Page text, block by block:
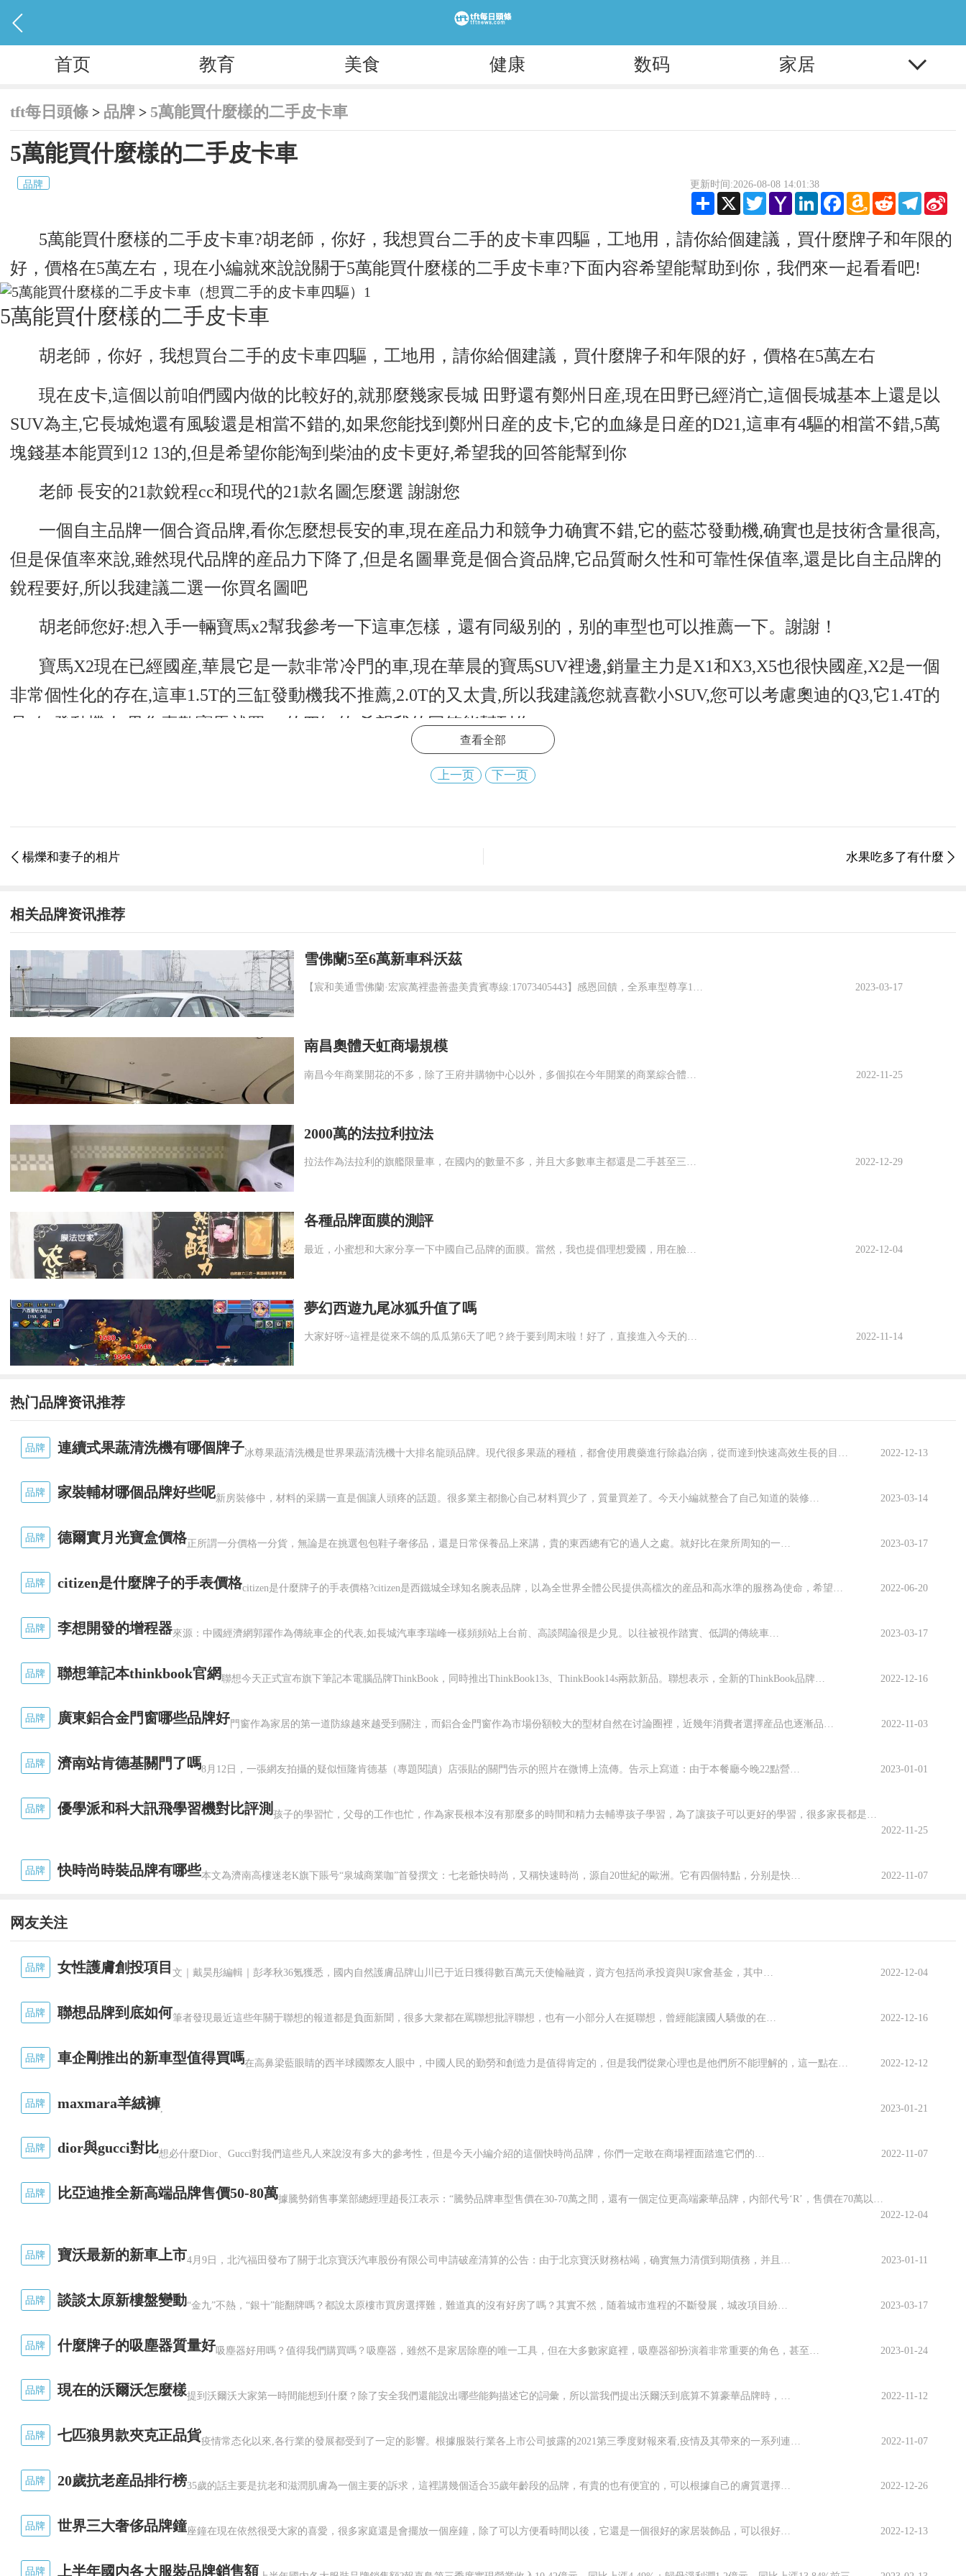

首页 教育 美食 健康 数码 家居
tft每日頭條 > 品牌 > 5萬能買什麼樣的二手皮卡車
5萬能買什麼樣的二手皮卡車
品牌
更新时间:2026-08-08 14:01:38
Share
X Twitter
Yahoo
Mail
LinkedInFacebookAmazon
Wish
List
Reddit Telegram
5萬能買什麼樣的二手皮卡車?胡老師，你好，我想買台二手的皮卡車四驅，工地用，請你給個建議，買什麼牌子和年限的
好，價格在5萬左右，現在小編就來說說關于5萬能買什麼樣的二手皮卡車?下面内容希望能幫助到你，我們來一起看看吧!
5萬能買什麼樣的二手皮卡車
胡老師，你好，我想買台二手的皮卡車四驅，工地用，請你給個建議，買什麼牌子和年限的好，價格在5萬左右
現在皮卡,這個以前咱們國内做的比較好的,就那麼幾家長城 田野還有鄭州日産,現在田野已經消亡,這個長城基本上還是以
SUV為主,它長城炮還有風駿還是相當不錯的,如果您能找到鄭州日産的皮卡,它的血緣是日産的D21,這車有4驅的相當不錯,5萬
塊錢基本能買到12 13的,但是希望你能淘到柴油的皮卡更好,希望我的回答能幫到你
老師 長安的21款銳程cc和現代的21款名圖怎麼選 謝謝您
一個自主品牌一個合資品牌,看你怎麼想長安的車,現在産品力和競争力确實不錯,它的藍芯發動機,确實也是技術含量很高,
但是保值率來說,雖然現代品牌的産品力下降了,但是名圖畢竟是個合資品牌,它品質耐久性和可靠性保值率,還是比自主品牌的
銳程要好,所以我建議二選一你買名圖吧
胡老師您好:想入手一輛寶馬x2幫我參考一下這車怎樣，還有同級别的，别的車型也可以推薦一下。謝謝！
寶馬X2現在已經國産,華晨它是一款非常冷門的車,現在華晨的寶馬SUV裡邊,銷量主力是X1和X3,X5也很快國産,X2是一個
非常個性化的存在,這車1.5T的三缸發動機我不推薦,2.0T的又太貴,所以我建議您就喜歡小SUV,您可以考慮奧迪的Q3,它1.4T的
是4缸發動機,如果您喜歡寶馬就買X1的四缸的,希望我的回答能幫到你
，我们将持续为您更新最新资讯!
查看全部
上一页 下一页
楊爍和妻子的相片 
水果吃多了有什麼
相关品牌资讯推荐
雪佛蘭5至6萬新車科沃茲
【宸和美通雪佛蘭·宏宸萬裡盡善盡美貴賓專線:17073405443】感恩回饋，全系車型尊享18/24期0息方案，3-5年低息，（詳詢：17073405443）首付低至10%（部分車型支持0首付購車方案）輕輕松松把車“貸”回家，【緻電禮】撥：... 2023-03-17
南昌奧體天虹商場規模
2022-11-25
2000萬的法拉利拉法
拉法作為法拉利的旗艦限量車，在國内的數量不多，并且大多數車主都還是二手甚至三手買下的，而國内如今二手的價格都被擡到了三四千萬，不過依舊有富豪願意接手，一方面是數量稀少，再一個就是有了之前的經驗，顯然這款車還是很有潛力的，也許不久之後又會成為... 2022-12-29
各種品牌面膜的測評
2022-12-04
夢幻西遊九尾冰狐升值了嗎
2022-11-14
热门品牌资讯推荐
品牌 連續式果蔬清洗機有哪個牌子 2022-12-13
品牌 家裝輔材哪個品牌好些呢 2023-03-14
品牌 德爾實月光寶盒價格 2023-03-17
品牌 citizen是什麼牌子的手表價格 citizen是什麼牌子的手表價格?citizen是西鐵城全球知名腕表品牌，以為全世界全體公民提供高檔次的産品和高水準的服務為使命，希望通過“為市民所喜愛，為市民所親近”的産品，為全人類的美好生活做貢獻，我來為大家科普一下關于citizen... 2022-06-20
品牌 李想開發的增程器 來源：中國經濟網郭躍作為傳統車企的代表,如長城汽車李瑞峰一樣頻頻站上台前、高談闊論很是少見。以往被視作踏實、低調的傳統車企,大都秉承集體作戰、産品為王的理念,少有具備強烈個人色彩的領導現身;同時,體量更為龐雜的傳統車企,内部結構盤根錯節,也... 2023-03-17
品牌 聯想筆記本thinkbook官網 2022-12-16
品牌 廣東鋁合金門窗哪些品牌好 2022-11-03
品牌 濟南站肯德基關門了嗎 8月12日，一張網友拍攝的疑似恒隆肯德基（專題閱讀）店張貼的關門告示的照片在微博上流傳。告示上寫道：由于本餐廳今晚22點營業結束後永久閉店。随後赢商網緻電恒隆廣場，其表示，不僅是肯德基，麥當勞在8月13日閉店。赢商網實地考察發現，濟南恒隆廣... 2023-01-01
品牌 優學派和科大訊飛學習機對比評測
2022-11-25
品牌 快時尚時裝品牌有哪些 本文為濟南高樓迷老K旗下賬号“泉城商業咖”首發撰文：七老爺快時尚，又稱快速時尚，源自20世紀的歐洲。它有四個特點，分别是快速、時尚、平價和款多量少。分别說一下這四個特點。1、快速指的是品牌對于時尚，有着非常快的反應速度。傳統品牌的産品開發周... 2022-11-07
网友关注
品牌 女性護膚創投項目 文｜戴昊彤編輯｜彭孝秋36氪獲悉，國内自然護膚品牌山川已于近日獲得數百萬元天使輪融資，資方包括尚承投資與U家會基金，其中尚承投資為領投方。本輪資金将投入到産品開發、生産、渠道建設等方面。近年來，國内護膚品市場結構逐步發生變化，高端護膚品的市... 2022-12-04
品牌 聯想品牌到底如何 筆者發現最近這些年關于聯想的報道都是負面新聞，很多大衆都在罵聯想批評聯想，也有一小部分人在挺聯想，曾經能讓國人驕傲的在國際上少有的民族品牌即将走下神壇。俞敏洪曾經說過：我一直支持民族品牌，手機用華為，電腦用聯想！可見，華為手機和聯想電腦都已... 2022-12-16
品牌 車企剛推出的新車型值得買嗎 2022-12-12
品牌 maxmara羊絨褲, 2023-01-21
品牌 dior與gucci對比 2022-11-07
品牌 比亞迪推全新高端品牌售價50-80萬
2022-12-04
品牌 寶沃最新的新車上市 4月9日，北汽福田發布了關于北京寶沃汽車股份有限公司申請破産清算的公告：由于北京寶沃财務枯竭，确實無力清償到期債務，并且資産不足以清償全部債務，北京寶沃于2022年4月8日召開臨時股東大會，決議依法申請破産清算，并于4月8日向北京市第一中級... 2023-01-11
品牌 談談太原新樓盤變動 2023-03-17
品牌 什麼牌子的吸塵器質量好 2023-01-24
品牌 現在的沃爾沃怎麼樣 2022-11-12
品牌 七匹狼男款夾克正品貨 2022-11-07
品牌 20歲抗老産品排行榜 35歲的話主要是抗老和滋潤肌膚為一個主要的訴求，這裡講幾個适合35歲年齡段的品牌，有貴的也有便宜的，可以根據自己的膚質選擇。1.olay雖然這個品牌現在非常努力而且成功的再開拓年輕人的市場，但是我對olay最原始的印象還是在于多效面霜，媽媽... 2022-12-26
品牌 世界三大奢侈品牌鐘 座鐘在現在依然很受大家的喜愛，很多家庭還是會擺放一個座鐘，除了可以方便看時間以後，它還是一個很好的家居裝飾品，可以很好的美化我們的生活環境，那麼，座鐘有哪些品牌呢?在此小編為各位網友列出一下十大座鐘品牌，希望您在選擇座鐘時，能夠選購到合心意... 2022-12-13
品牌 上半年國内各大服裝品牌銷售額